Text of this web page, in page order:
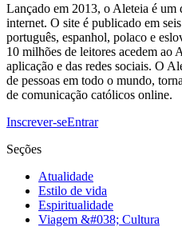
Lançado em 2013, o Aleteia é
internet. O site é publicado em
português, espanhol, polaco e
10 milhões de leitores acedem ao
aplicação e das redes sociais. O
de pessoas em todo o mundo,
de comunicação católicos online.
Inscrever-seEntrar
Seções
Atualidade
Estilo de vida
Espiritualidade
Viagem &#038; Cultura